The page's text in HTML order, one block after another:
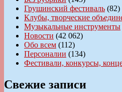
Грушинский фестиваль (82)
Клубы, творческие
Музыкальные инструменты
Новости (42 062)
Обо всем (112)
Персоналии (134)
Фестивали, конкурсы,
Свежие записи